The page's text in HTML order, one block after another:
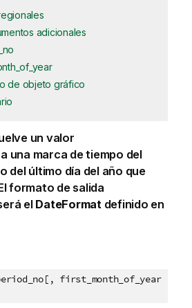
adicionales
de objeto gráfico
un valor
una marca de tiempo del
del último día del año que
formato de salida
el DateFormatdefinido en
first_month_of_year